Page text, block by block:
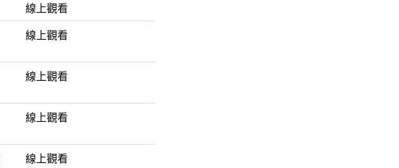
線上觀看
線上觀看
線上觀看
線上觀看
線上觀看